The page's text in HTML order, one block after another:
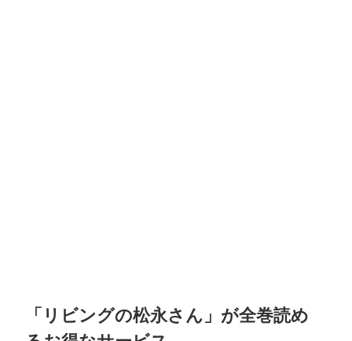
「リビングの松永さん」が全巻読め